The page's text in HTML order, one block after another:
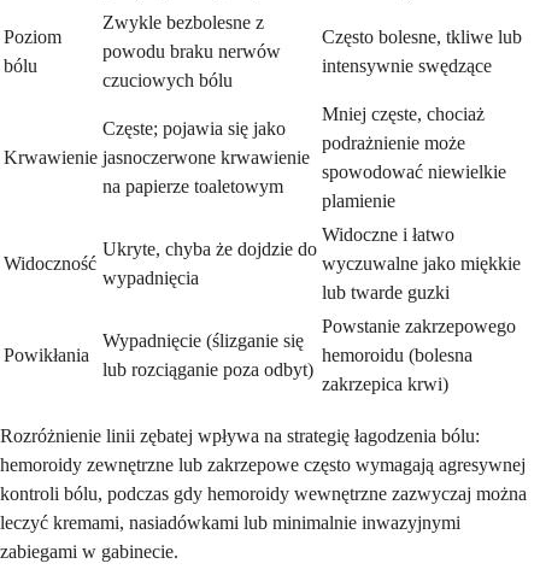
Poziom
bólu
Zwykle bezbolesne z
powodu braku nerwów
czuciowych bólu
Często bolesne, tkliwe lub
intensywnie swędzące
Krwawienie
Częste; pojawia się jako
jasnoczerwone krwawienie
na papierze toaletowym
Mniej częste, chociaż
podrażnienie może
spowodować niewielkie
plamienie
Widoczność
Ukryte, chyba że dojdzie do
wypadnięcia
Widoczne i łatwo
wyczuwalne jako miękkie
lub twarde guzki
Powikłania
Wypadnięcie (ślizganie się
lub rozciąganie poza odbyt)
Powstanie zakrzepowego
hemoroidu (bolesna
zakrzepica krwi)
Rozróżnienie linii zębatej wpływa na strategię łagodzenia bólu:
hemoroidy zewnętrzne lub zakrzepowe często wymagają agresywnej
kontroli bólu, podczas gdy hemoroidy wewnętrzne zazwyczaj można
leczyć kremami, nasiadówkami lub minimalnie inwazyjnymi
zabiegami w gabinecie.